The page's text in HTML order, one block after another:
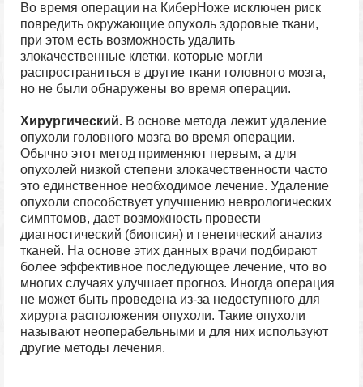
Во время операции на КиберНоже исключен риск
повредить окружающие опухоль здоровые ткани,
при этом есть возможность удалить
злокачественные клетки, которые могли
распространиться в другие ткани головного мозга,
но не были обнаружены во время операции.
Хирургический. В основе метода лежит удаление
опухоли головного мозга во время операции.
Обычно этот метод применяют первым, а для
опухолей низкой степени злокачественности часто
это единственное необходимое лечение. Удаление
опухоли способствует улучшению неврологических
симптомов, дает возможность провести
диагностический (биопсия) и генетический анализ
тканей. На основе этих данных врачи подбирают
более эффективное последующее лечение, что во
многих случаях улучшает прогноз. Иногда операция
не может быть проведена из-за недоступного для
хирурга расположения опухоли. Такие опухоли
называют неоперабельными и для них используют
другие методы лечения.